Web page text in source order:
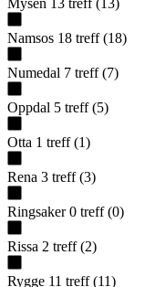
Mysen 13 treff (13)
Namsos 18 treff (18)
Numedal 7 treff (7)
Oppdal 5 treff (5)
Otta 1 treff (1)
Rena 3 treff (3)
Ringsaker 0 treff (0)
Rissa 2 treff (2)
Rygge 11 treff (11)